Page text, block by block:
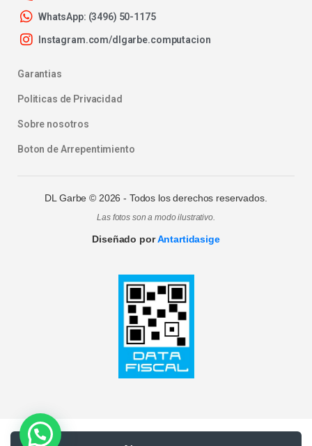
WhatsApp: (3496) 50-1175
Instagram.com/dlgarbe.computacion
Garantias
Politicas de Privacidad
Sobre nosotros
Boton de Arrepentimiento
DL Garbe © 2026 - Todos los derechos reservados.
Las fotos son a modo ilustrativo.
Diseñado porAntartidasige